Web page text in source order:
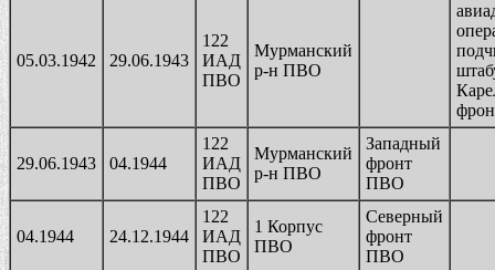
05.03.1942 29.06.1943
122
ИАД
ПВО
Мурманский
р-н ПВО
29.06.1943 04.1944
122
ИАД
ПВО
Мурманский
р-н ПВО
Западный
фронт
ПВО
04.1944 24.12.1944
122
ИАД
ПВО
1 Корпус
ПВО
Северный
фронт
ПВО